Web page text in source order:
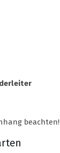
beachten!